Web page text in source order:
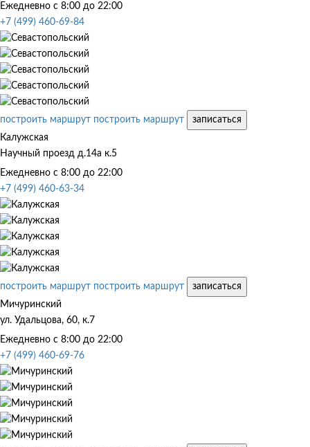
Ежедневно с 8:00 до 22:00
+7 (499) 460-69-84
построить маршрут построить маршрут
записаться
Калужская
Научный проезд д.14а к.5
Ежедневно с 8:00 до 22:00
+7 (499) 460-63-34
построить маршрут построить маршрут
записаться
Мичуринский
ул. Удальцова, 60, к.7
Ежедневно с 8:00 до 22:00
+7 (499) 460-69-76